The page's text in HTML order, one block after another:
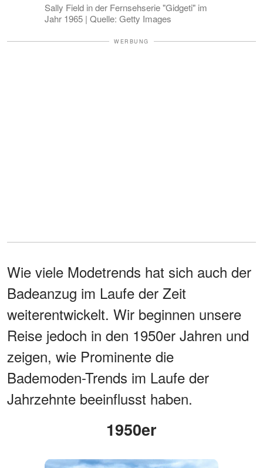
Sally Field in der Fernsehserie "Gidgeti" im
Jahr 1965 | Quelle: Getty Images
WERBUNG
Wie viele Modetrends hat sich auch der
Badeanzug im Laufe der Zeit
weiterentwickelt. Wir beginnen unsere
Reise jedoch in den 1950er Jahren und
zeigen, wie Prominente die
Bademoden-Trends im Laufe der
Jahrzehnte beeinflusst haben.
1950er